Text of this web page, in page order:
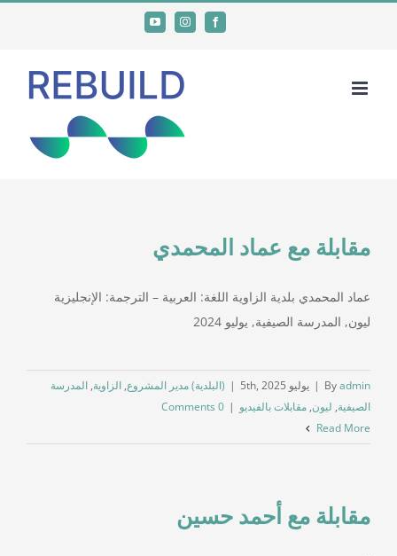
Facebook
Instagram
YouTube
مقابلة مع عماد المحمدي
عماد المحمدي بلدية الزاوية اللغة: العربية – الترجمة: الإنجليزية
ليون, المدرسة الصيفية, يوليو 2024
Byadmin
| يوليو 5th, 2025 | (البلدية) مدير المشروع, الزاوية, المدرسة
الصيفية, ليون, مقابلات بالفيديو |
0 Comments
Read More
مقابلة مع أحمد حسين